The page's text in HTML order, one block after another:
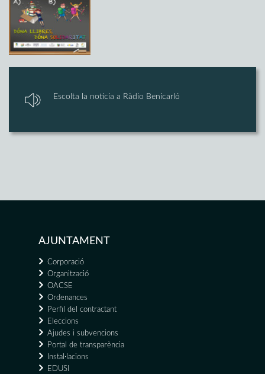
Escolta la notícia a Ràdio Benicarló
AJUNTAMENT
Corporació
Organització
OACSE
Ordenances
Perfil del contractant
Eleccions
Ajudes i subvencions
Portal de transparència
Instal·lacions
EDUSI